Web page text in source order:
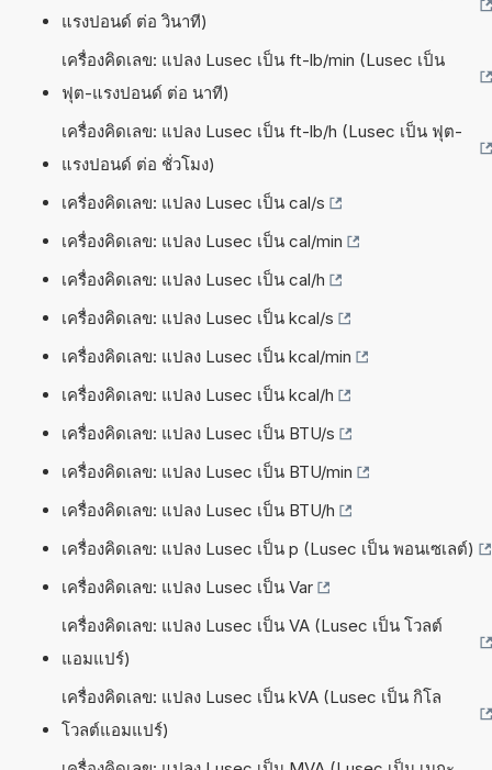
แรงปอนด์ ต่อ วินาที)
เครื่องคิดเลข: แปลง Lusec เป็น ft-lb/min (Lusec เป็น
ฟุต-แรงปอนด์ ต่อ นาที)
เครื่องคิดเลข: แปลง Lusec เป็น ft-lb/h (Lusec เป็น ฟุต-
แรงปอนด์ ต่อ ชั่วโมง)
เครื่องคิดเลข: แปลง Lusec เป็น cal/s
เครื่องคิดเลข: แปลง Lusec เป็น cal/min
เครื่องคิดเลข: แปลง Lusec เป็น cal/h
เครื่องคิดเลข: แปลง Lusec เป็น kcal/s
เครื่องคิดเลข: แปลง Lusec เป็น kcal/min
เครื่องคิดเลข: แปลง Lusec เป็น kcal/h
เครื่องคิดเลข: แปลง Lusec เป็น BTU/s
เครื่องคิดเลข: แปลง Lusec เป็น BTU/min
เครื่องคิดเลข: แปลง Lusec เป็น BTU/h
เครื่องคิดเลข: แปลง Lusec เป็น p (Lusec เป็น พอนเซเลต์)
เครื่องคิดเลข: แปลง Lusec เป็น Var
เครื่องคิดเลข: แปลง Lusec เป็น VA (Lusec เป็น โวลต์
แอมแปร์)
เครื่องคิดเลข: แปลง Lusec เป็น kVA (Lusec เป็น กิโล
โวลต์แอมแปร์)